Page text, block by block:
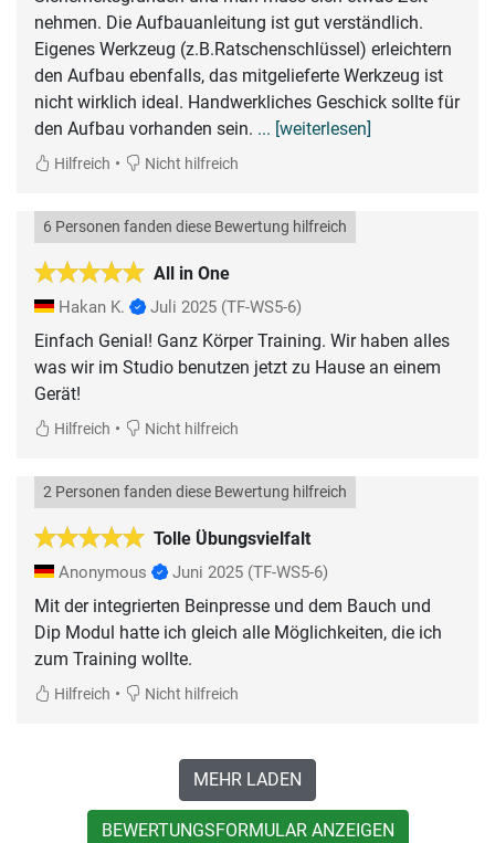
nehmen. Die Aufbauanleitung ist gut verständlich.
Eigenes Werkzeug (z.B.Ratschenschlüssel) erleichtern
den Aufbau ebenfalls, das mitgelieferte Werkzeug ist
nicht wirklich ideal. Handwerkliches Geschick sollte für
den Aufbau vorhanden sein. ... [weiterlesen]
Hilfreich • Nicht hilfreich
All in One
6 Personen fanden diese Bewertung hilfreich
Hakan K. Juli 2025 (TF-WS5-6)
Einfach Genial! Ganz Körper Training. Wir haben alles
was wir im Studio benutzen jetzt zu Hause an einem
Gerät!
Hilfreich • Nicht hilfreich
Tolle Übungsvielfalt
2 Personen fanden diese Bewertung hilfreich
Anonymous Juni 2025 (TF-WS5-6)
Mit der integrierten Beinpresse und dem Bauch und
Dip Modul hatte ich gleich alle Möglichkeiten, die ich
zum Training wollte.
Hilfreich • Nicht hilfreich
MEHR LADEN
BEWERTUNGSFORMULAR ANZEIGEN